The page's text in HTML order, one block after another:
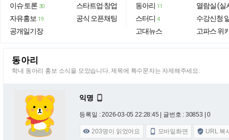
이슈·토론 30
자유홍보 19
공개일기장
스타트업·창업
공식 오픈채팅
동아리 11
스터디 4
고대뉴스
열람실 (실
수강신청
고파스 위
동아리
학내 동아리 홍보 소식을 모았습니다. 제목에 특수문자는 자제해주세요.
익명 
등록일 : 2026-03-05 22:28:45 | 글번호 : 30853 | 0
 203명이 읽었어요  모바일화면  URL 복